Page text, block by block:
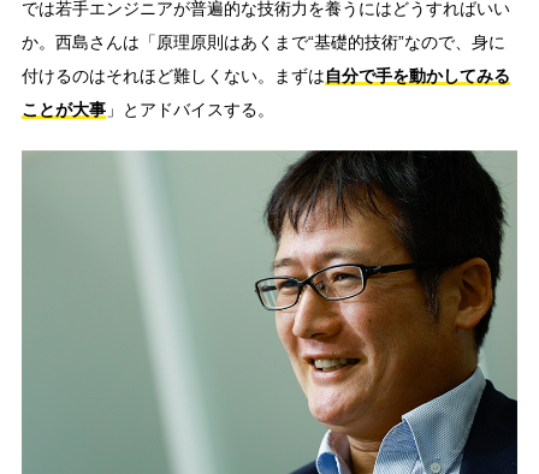
では若手エンジニアが普遍的な技術力を養うにはどうすればいい
か。西島さんは「原理原則はあくまで“基礎的技術”なので、身に
付けるのはそれほど難しくない。まずは自分で手を動かしてみる
ことが大事」とアドバイスする。